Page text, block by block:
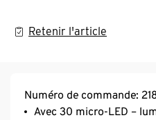
Retenir l'article
Numéro de commande:
Avec 30 micro-LED –